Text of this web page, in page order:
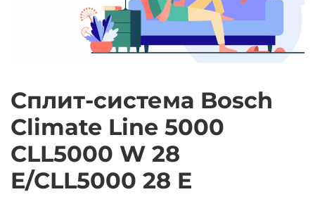
Сплит-система Bosch
Climate Line 5000
CLL5000 W 28
E/CLL5000 28 E